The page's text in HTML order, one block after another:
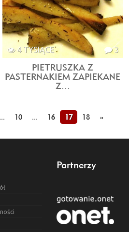
3
4 TYSIĄCE
PIETRUSZKA Z
PASTERNAKIEM ZAPIEKANE
Z…
... 10 ... 16 17 18 »
Partnerzy